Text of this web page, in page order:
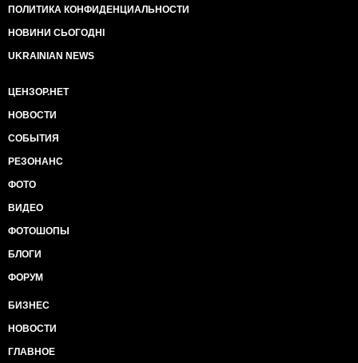
ПОЛИТИКА КОНФИДЕНЦИАЛЬНОСТИ
НОВИНИ СЬОГОДНІ
UKRAINIAN NEWS
ЦЕНЗОР.НЕТ
НОВОСТИ
СОБЫТИЯ
РЕЗОНАНС
ФОТО
ВИДЕО
ФОТОШОПЫ
БЛОГИ
ФОРУМ
БИЗНЕС
НОВОСТИ
ГЛАВНОЕ